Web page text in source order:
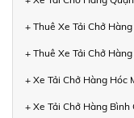
+ Thuê Xe Tải Chở
+ Thuê Xe Tải Chở
+ Xe Tải Chở Hàng Hóc
+ Xe Tải Chở Hàng Bình